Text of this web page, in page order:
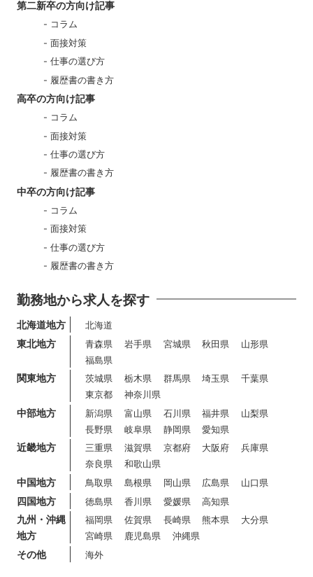
第二新卒の方向け記事
コラム
面接対策
仕事の選び方
履歴書の書き方
高卒の方向け記事
コラム
面接対策
仕事の選び方
履歴書の書き方
中卒の方向け記事
コラム
面接対策
仕事の選び方
履歴書の書き方
勤務地から求人を探す
北海道地方 北海道
東北地方 青森県 岩手県 宮城県 秋田県
山形県
福島県
関東地方 茨城県 栃木県 群馬県 埼玉県
千葉県
東京都
神奈川県
中部地方 新潟県 富山県 石川県 福井県
山梨県
長野県
岐阜県 静岡県 愛知県
近畿地方 三重県 滋賀県 京都府 大阪府
兵庫県
奈良県
和歌山県
中国地方 鳥取県 島根県 岡山県 広島県 山口県
四国地方 徳島県 香川県 愛媛県 高知県
九州・沖縄
地方
福岡県 佐賀県 長崎県 熊本県
大分県
宮崎県
鹿児島県 沖縄県
その他 海外